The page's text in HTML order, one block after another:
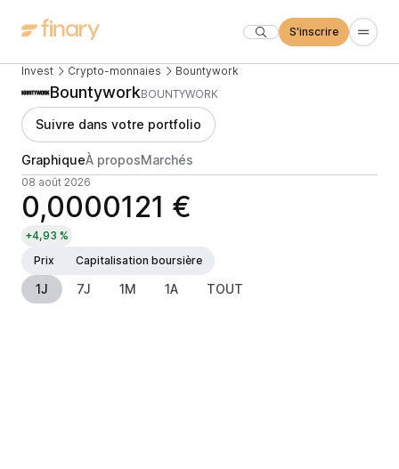
S'inscrire
Invest Crypto-monnaies Bountywork
BountyworkBOUNTYWORK
Suivre dans votre portfolio
GraphiqueÀ proposMarchés
08 août 2026
0,0000121 €
+4,93 %
Prix
Capitalisation boursière
1J 7J 1M 1A TOUT